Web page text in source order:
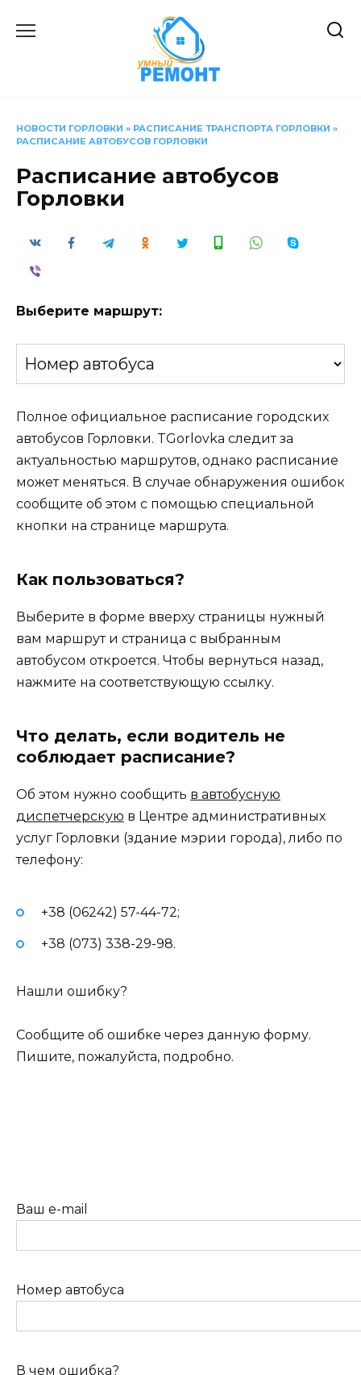
НОВОСТИ ГОРЛОВКИ » РАСПИСАНИЕ ТРАНСПОРТА ГОРЛОВКИ »
РАСПИСАНИЕ АВТОБУСОВ ГОРЛОВКИ
Расписание автобусов
Горловки
Выберите маршрут:
Полное официальное расписание городских
автобусов Горловки. TGorlovka следит за
актуальностью маршрутов, однако расписание
может меняться. В случае обнаружения ошибок
сообщите об этом с помощью специальной
кнопки на странице маршрута.
Как пользоваться?
Выберите в форме вверху страницы нужный
вам маршрут и страница с выбранным
автобусом откроется. Чтобы вернуться назад,
нажмите на соответствующую ссылку.
Что делать, если водитель не
соблюдает расписание?
Об этом нужно сообщить в автобусную
диспетчерскую в Центре административных
услуг Горловки (здание мэрии города), либо по
телефону:
+38 (06242) 57-44-72;
+38 (073) 338-29-98.
Нашли ошибку?
Сообщите об ошибке через данную форму.
Пишите, пожалуйста, подробно.
Ваш e-mail
Номер автобуса
В чем ошибка?